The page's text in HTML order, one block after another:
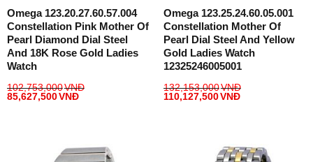
Omega 123.20.27.60.57.004
Constellation Pink Mother Of
Pearl Diamond Dial Steel
And 18K Rose Gold Ladies
Watch
102,753,000VNĐ
85,627,500VNĐ
Omega 123.25.24.60.05.001
Constellation Mother Of
Pearl Dial Steel And Yellow
Gold Ladies Watch
12325246005001
132,153,000VNĐ
110,127,500VNĐ